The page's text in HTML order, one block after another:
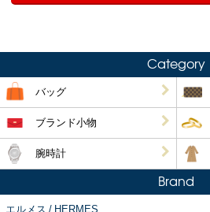
Category
バッグ
ブランド小物
腕時計
Brand
エルメス / HERMES